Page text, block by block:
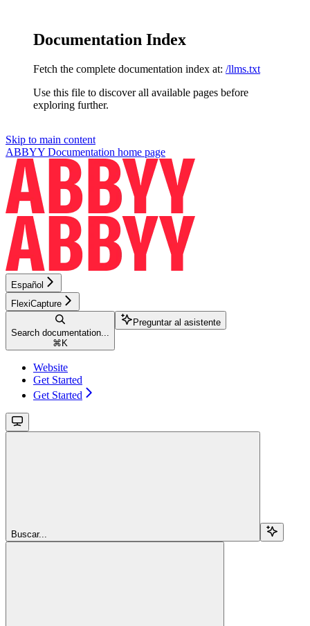
Documentation Index
Fetch the complete documentation index at: /llms.txt
Use this file to discover all available pages before
exploring further.
Skip to main content
ABBYY Documentation home page
Español
FlexiCapture
Search documentation...
⌘ K
Preguntar al asistente
Website
Get Started
Get Started
Buscar...